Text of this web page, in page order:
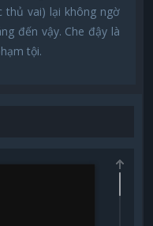
thủ vai) lại không ngờ
đến vậy. Che đậy là
tội.